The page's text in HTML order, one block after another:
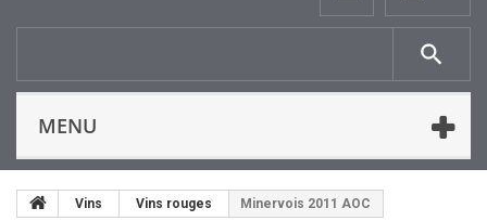
MENU
Vins Vins rouges Minervois 2011 AOC